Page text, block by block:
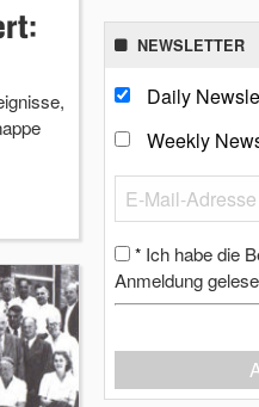
NEWSLETTER
Daily
Weekly
* Ich habe die
Anmeldung